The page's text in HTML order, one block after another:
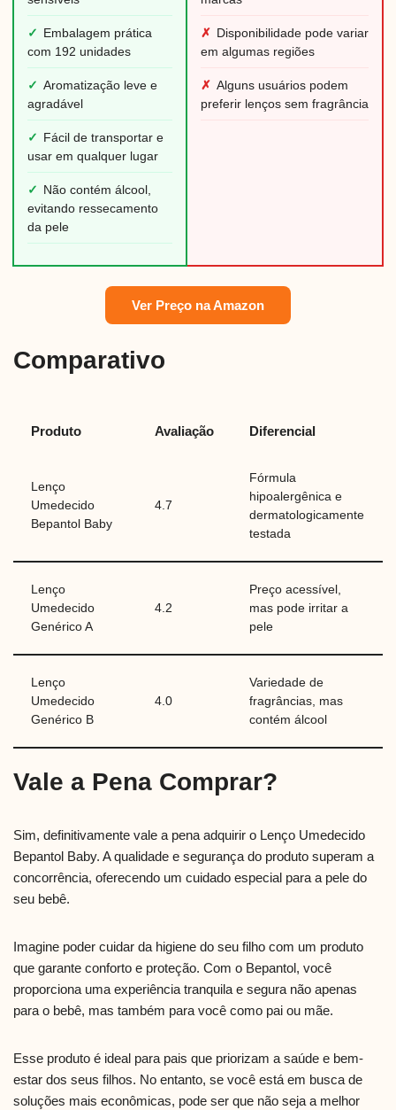
✓
Embalagem prática
com 192 unidades
✓ Aromatização leve e
agradável
✓
Fácil de transportar e
usar em qualquer lugar
✓
Não contém álcool,
evitando ressecamento
da pele
✗ Disponibilidade pode variar
em algumas regiões
✗ Alguns usuários podem
preferir lenços sem fragrância
Ver Preço na Amazon
Comparativo
Produto Avaliação Diferencial
Lenço
Umedecido
Bepantol Baby
4.7
Fórmula
hipoalergênica e
dermatologicamente
testada
Lenço
Umedecido
Genérico A
4.2
Preço acessível,
mas pode irritar a
pele
Lenço
Umedecido
Genérico B
4.0
Variedade de
fragrâncias, mas
contém álcool
Vale a Pena Comprar?
Sim, definitivamente vale a pena adquirir o Lenço Umedecido
Bepantol Baby. A qualidade e segurança do produto superam a
concorrência, oferecendo um cuidado especial para a pele do
seu bebê.
Imagine poder cuidar da higiene do seu filho com um produto
que garante conforto e proteção. Com o Bepantol, você
proporciona uma experiência tranquila e segura não apenas
para o bebê, mas também para você como pai ou mãe.
Esse produto é ideal para pais que priorizam a saúde e bem-
estar dos seus filhos. No entanto, se você está em busca de
soluções mais econômicas, pode ser que não seja a melhor